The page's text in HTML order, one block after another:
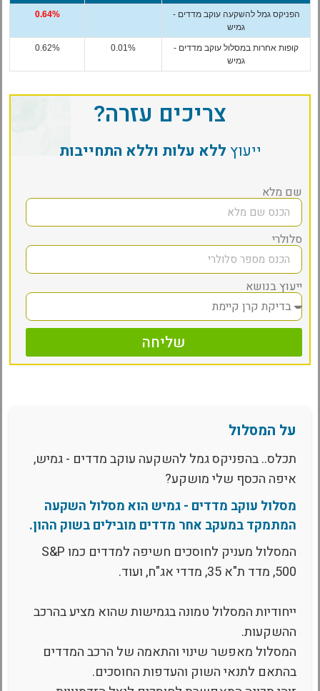
הפניקס גמל להשקעה עוקב מדדים -
גמיש
0.64%
קופות אחרות במסלול עוקב מדדים -
גמיש
0.01%
0.62%
צריכים עזרה?
ייעוץללא עלות וללא התחייבות
שם מלא
סלולרי
ייעוץ בנושא
שליחה
על המסלול
תכלס.. בהפניקס גמל להשקעה עוקב מדדים - גמיש,
איפה הכסף שלי מושקע?
מסלול עוקב מדדים - גמיש הוא מסלול השקעה
המתמקד במעקב אחר מדדים מובילים בשוק ההון.
המסלול מעניק לחוסכים חשיפה למדדים כמו S&P
500, מדד ת"א 35, מדדי אג"ח, ועוד.
ייחודיות המסלול טמונה בגמישות שהוא מציע בהרכב
ההשקעות.
המסלול מאפשר שינוי והתאמה של הרכב המדדים
בהתאם לתנאי השוק והעדפות החוסכים.